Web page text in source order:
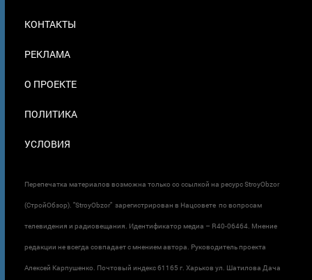
В
КОНТАКТЫ
РЕКЛАМА
О ПРОЕКТЕ
ПОЛИТИКА
УСЛОВИЯ
Перепечатка материалов возможна только со ссылкой на ресурс StroyObzor
(СтройОбзор). "StroyObzor" зарегистрирован в Нацсовете по вопросам
телевидения и радиовещания. Идентификатор медиа – R40-06464. Мнение
редакции не всегда совпадает с мнением автора. Руководитель проекта
Алексей Карпушенко. Почтовый индекс 61165 г. Харьков ул. Шатилова Дача